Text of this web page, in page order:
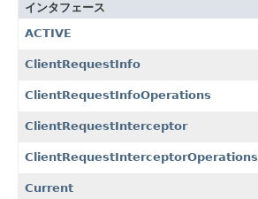
インタフェース
ACTIVE
ClientRequestInfo
ClientRequestInfoOperations
ClientRequestInterceptor
ClientRequestInterceptorOperations
Current